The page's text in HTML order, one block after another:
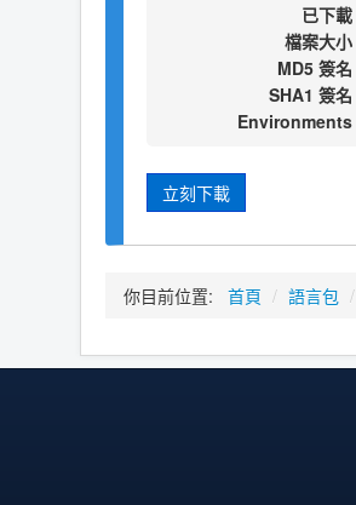
已下載
檔案大小
MD5 簽名
SHA1 簽名
Environments
立刻下載
你目前位置: 首頁 / 語言包 /